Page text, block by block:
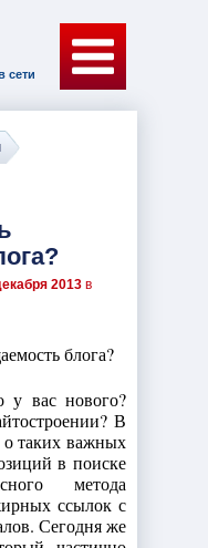
сети
2013 в
у вас нового?
В
таких важных
в поиске
метода
ссылок с
Сегодня же